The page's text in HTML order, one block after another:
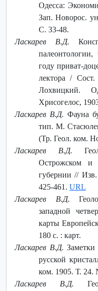
Одесса:
Зап. Новорос.
С. 33-48.
Ласкарев В.Д.
году приват-
лектора /
Лохвицкий.
Хрисогелос,
Ласкарев В.Д. Фауна
тип. М.
(Тр. Геол. ком.
Ласкарев В.Д.
Острожском и
губернии //
425-461. URL
Ласкарев В.Д.
западной
карты
180 с. : карт.
Ласкарев В.Д.
русской
ком. 1905. Т.
Ласкарев В.Д.